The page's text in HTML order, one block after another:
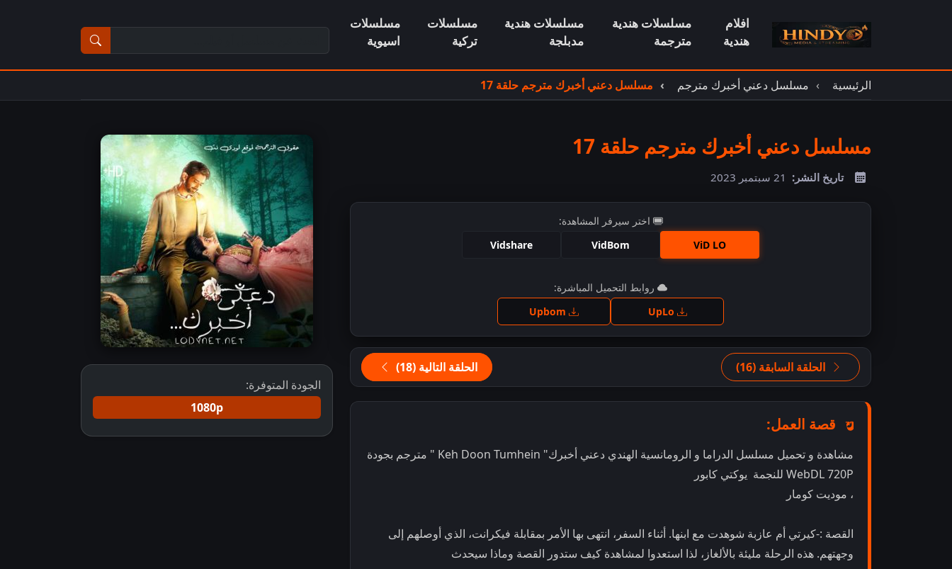
افلام
هندية
مسلسلات هندية
مترجمة
مسلسلات هندية
مدبلجة
مسلسلات
تركية
مسلسلات
اسيوية
الرئيسية مسلسل دعني أخبرك مترجم مسلسل دعني أخبرك مترجم حلقة 17
مسلسل دعني أخبرك مترجم حلقة 17
تاريخ النشر: 21 سبتمبر 2023
اختر سيرفر المشاهدة:
ViD LO
VidBom
Vidshare
اضغط للمشاهدة
روابط التحميل المباشرة:
الحلقة السابقة (16) الحلقة التالية (18)
قصة العمل:
مشاهدة و تحميل مسلسل الدراما و الرومانسية الهندي دعني أخبرك" Keh Doon Tumhein " مترجم بجودة
WebDL 720P للنجمة يوكتي كابور
، موديت كومار
القصة :-كيرتي أم عازبة شوهدت مع ابنها. أثناء السفر، انتهى بها الأمر بمقابلة فيكرانت، الذي أوصلهم إلى
وجهتهم. هذه الرحلة مليئة بالألغاز، لذا استعدوا لمشاهدة كيف ستدور القصة وماذا سيحدث
الجودة المتوفرة:
1080p